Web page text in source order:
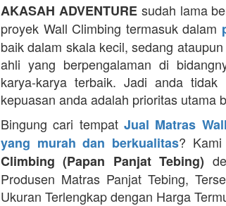
AKASAH ADVENTUREsudah lama
proyek Wall Climbing termasuk dalam
baik dalam skala kecil, sedang
ahli yang berpengalaman di
karya-karya terbaik. Jadi anda
kepuasan anda adalah prioritas utama
Bingung cari tempat Jual Matras
yang murah dan berkualitas? Kami
Climbing (Papan Panjat Tebing)
Produsen Matras Panjat Tebing,
Ukuran Terlengkap dengan Harga